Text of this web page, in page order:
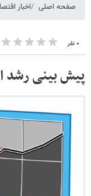
صفحه اصلی اخبار
۰ نفر
پیش بینی رشد